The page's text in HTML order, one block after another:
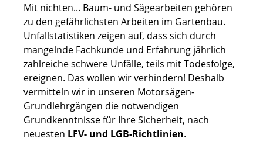
Mit nichten... Baum- und Sägearbeiten gehören
zu den gefährlichsten Arbeiten im Gartenbau.
Unfallstatistiken zeigen auf, dass sich durch
mangelnde Fachkunde und Erfahrung jährlich
zahlreiche schwere Unfälle, teils mit Todesfolge,
ereignen. Das wollen wir verhindern! Deshalb
vermitteln wir in unseren Motorsägen-
Grundlehrgängen die notwendigen
Grundkenntnisse für Ihre Sicherheit, nach
neuesten LFV- und LGB-Richtlinien.